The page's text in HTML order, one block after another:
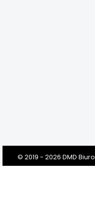
© 2019 - 2026 DMD Biuro